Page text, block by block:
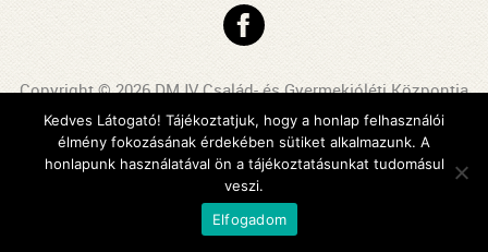
Copyright © 2026 DMJV Család- és Gyermekjóléti Központja
Impresszum
Arculattervezés, honlaptervezés: Kreatív Vonalak
Kedves Látogató! Tájékoztatjuk, hogy a honlap felhasználói
élmény fokozásának érdekében sütiket alkalmazunk. A
honlapunk használatával ön a tájékoztatásunkat tudomásul
veszi.
Elfogadom